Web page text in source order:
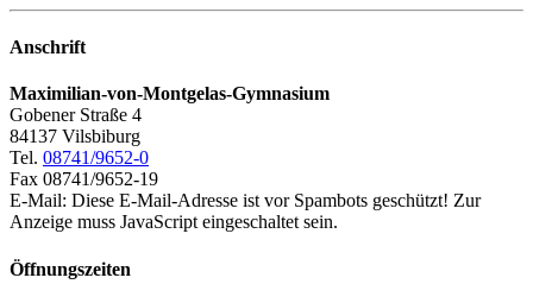
Anschrift
Maximilian-von-Montgelas-Gymnasium
Gobener Straße 4
84137 Vilsbiburg
Tel. 08741/9652-0
Fax 08741/9652-19
E-Mail: Diese E-Mail-Adresse ist vor Spambots geschützt! Zur
Anzeige muss JavaScript eingeschaltet sein.
Öffnungszeiten